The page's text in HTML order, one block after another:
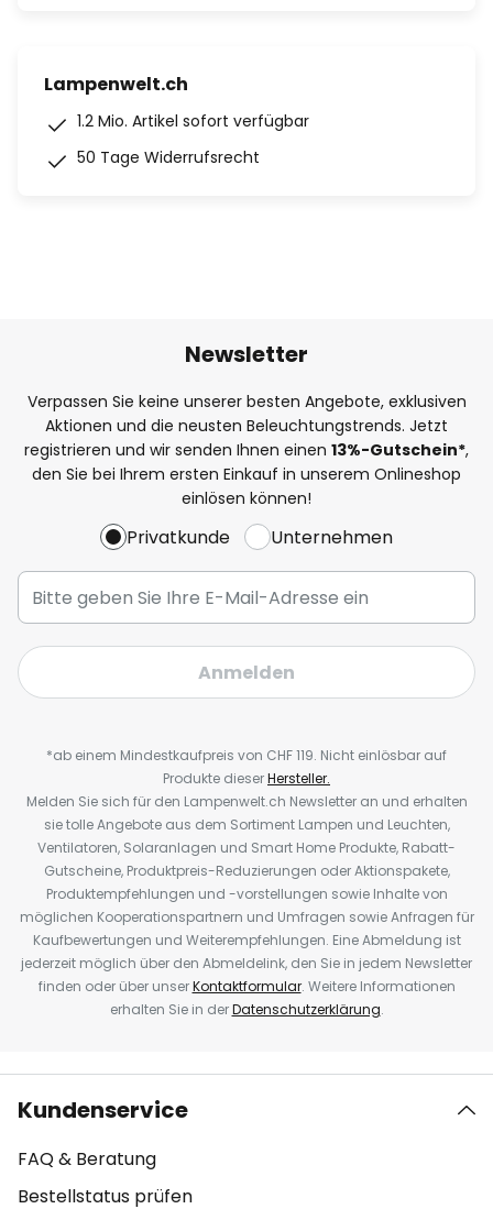
Lampenwelt.ch
1.2 Mio. Artikel sofort verfügbar
50 Tage Widerrufsrecht
Newsletter
Verpassen Sie keine unserer besten Angebote, exklusiven
Aktionen und die neusten Beleuchtungstrends. Jetzt
registrieren und wir senden Ihnen einen 13%-Gutschein*,
den Sie bei Ihrem ersten Einkauf in unserem Onlineshop
einlösen können!
Privatkunde Unternehmen
Anmelden
*ab einem Mindestkaufpreis von CHF 119. Nicht einlösbar auf
Produkte dieserHersteller.
Melden Sie sich für den Lampenwelt.ch Newsletter an und erhalten
sie tolle Angebote aus dem Sortiment Lampen und Leuchten,
Ventilatoren, Solaranlagen und Smart Home Produkte, Rabatt-
Gutscheine, Produktpreis-Reduzierungen oder Aktionspakete,
Produktempfehlungen und -vorstellungen sowie Inhalte von
möglichen Kooperationspartnern und Umfragen sowie Anfragen für
Kaufbewertungen und Weiterempfehlungen. Eine Abmeldung ist
jederzeit möglich über den Abmeldelink, den Sie in jedem Newsletter
finden oder über unserKontaktformular. Weitere Informationen
erhalten Sie in derDatenschutzerklärung.
Kundenservice
FAQ & Beratung
Bestellstatus prüfen